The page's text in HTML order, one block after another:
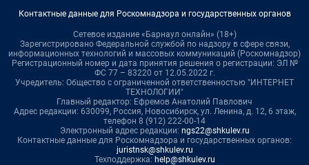
Контактные данные для Роскомнадзора и государственных органов
Сетевое издание «Барнаул онлайн» (18+)
Зарегистрировано Федеральной службой по надзору в сфере связи,
информационных технологий и массовых коммуникаций (Роскомнадзор)
Регистрационный номер и дата принятия решения о регистрации: ЭЛ №
ФС 77 – 83220 от 12.05.2022 г.
Учредитель: Общество с ограниченной ответственностью "ИНТЕРНЕТ
ТЕХНОЛОГИИ"
Главный редактор: Ефремов Анатолий Павлович
Адрес редакции: 630099, Россия, Новосибирск, ул. Ленина, д. 12, 6 этаж,
телефон 8 (912) 222-00-14
Электронный адрес редакции: ngs22@shkulev.ru
Контактные данные для Роскомнадзора и государственных органов:
juristnsk@shkulev.ru
Техподдержка: help@shkulev.ru